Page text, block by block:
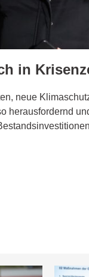
in
neue
herausfordernd